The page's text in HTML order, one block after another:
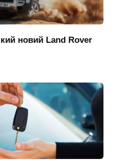
новий Land Rover